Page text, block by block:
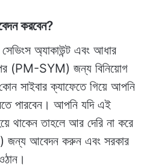
করবেন?
অ্যাকাউন্ট এবং আধার
(PM-SYM) জন্য বিনিয়োগ
সাইবার ক্যাফেতে গিয়ে আপনি
পারবেন। আপনি যদি এই
থাকেন তাহলে আর দেরি না করে
জন্য আবেদন করুন এবং সরকার